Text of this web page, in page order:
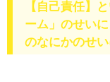
【自己責任】
ーム」のせい
のなにかのせ